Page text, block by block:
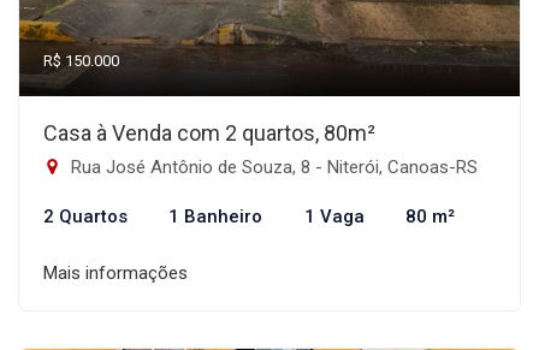
R$ 150.000
Casa à Venda com 2 quartos, 80m²
Rua José Antônio de Souza, 8 - Niterói, Canoas-RS
2 Quartos 1 Banheiro 1 Vaga 80 m²
Mais informações